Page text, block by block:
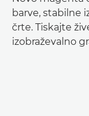
barve, stabilne
črte. Tiskajte
izobraževalno